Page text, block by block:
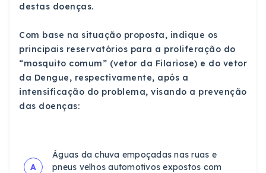
destas doenças.
Com base na situação proposta, indique os
principais reservatórios para a proliferação do
“mosquito comum” (vetor da Filariose) e do vetor
da Dengue, respectivamente, após a
intensificação do problema, visando a prevenção
das doenças:
A
Águas da chuva empoçadas nas ruas e
pneus velhos automotivos expostos com